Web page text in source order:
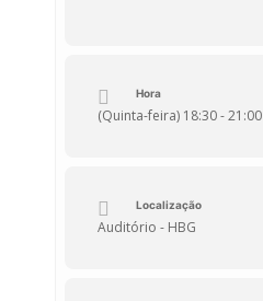
Hora
(Quinta-feira) 18:30 - 21:00
Localização
Auditório - HBG